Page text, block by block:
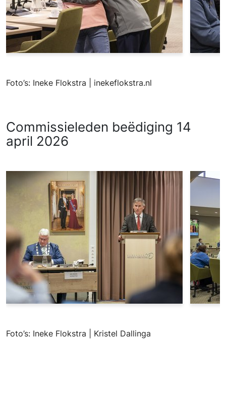
Foto’s: Ineke Flokstra | inekeflokstra.nl
Commissieleden beëdiging 14
april 2026
Foto’s: Ineke Flokstra | Kristel Dallinga